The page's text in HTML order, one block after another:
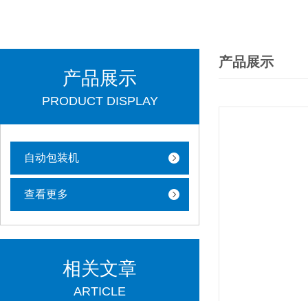
产品展示
PRODUCT DISPLAY
自动包装机
查看更多
相关文章
ARTICLE
产品展示